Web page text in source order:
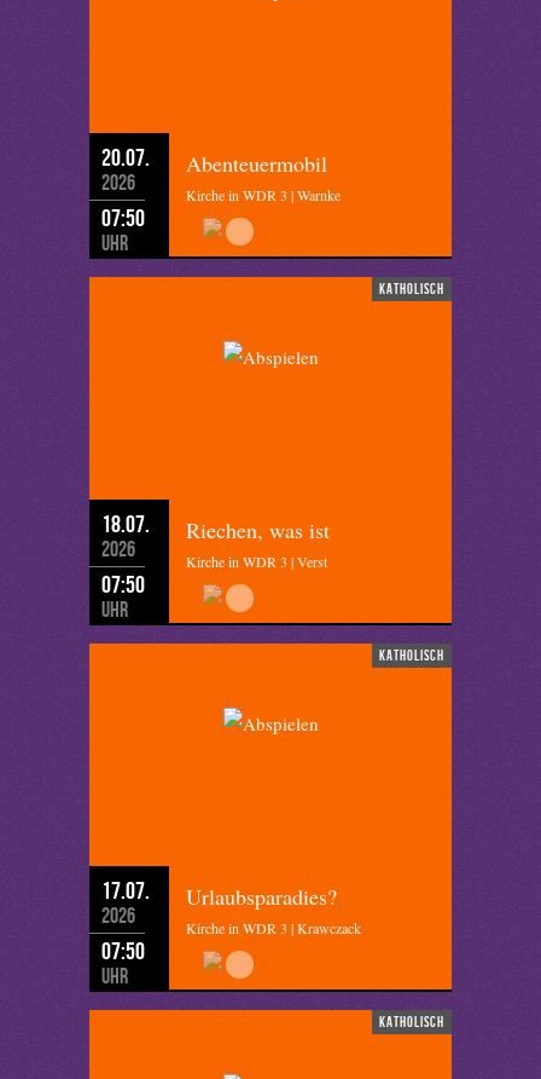
20.07.
2026
07:50
Uhr
Abenteuermobil
Kirche in WDR 3 | Warnke
katholisch
18.07.
2026
07:50
Uhr
Riechen, was ist
Kirche in WDR 3 | Verst
katholisch
17.07.
2026
07:50
Uhr
Urlaubsparadies?
Kirche in WDR 3 | Krawczack
katholisch